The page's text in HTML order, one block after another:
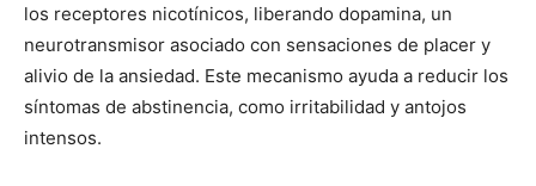
los receptores nicotínicos, liberando dopamina, un
neurotransmisor asociado con sensaciones de placer y
alivio de la ansiedad. Este mecanismo ayuda a reducir los
síntomas de abstinencia, como irritabilidad y antojos
intensos.